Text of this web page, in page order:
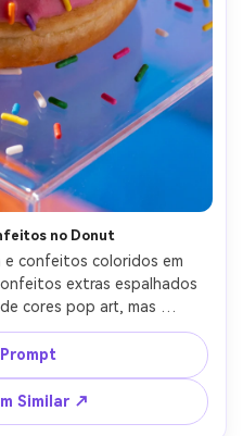
no Donut
confeitos coloridos em
extras espalhados
cores pop art, mas
para destaques
A1, macro 90mm, f/8,
fundo limpo, textura de
--ar 4:5
Similar ↗